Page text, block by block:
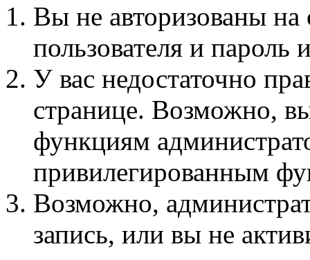
Вы не авторизованы на
пользователя и пароль
У вас недостаточно
странице. Возможно,
функциям
привилегированным
Возможно,
запись, или вы не